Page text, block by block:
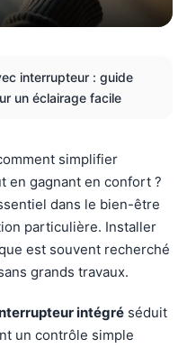
interrupteur : guide
un éclairage facile
simplifier
en gagnant en confort ?
dans le bien-être
particulière. Installer
est souvent recherché
grands travaux.
intégré séduit
un contrôle simple